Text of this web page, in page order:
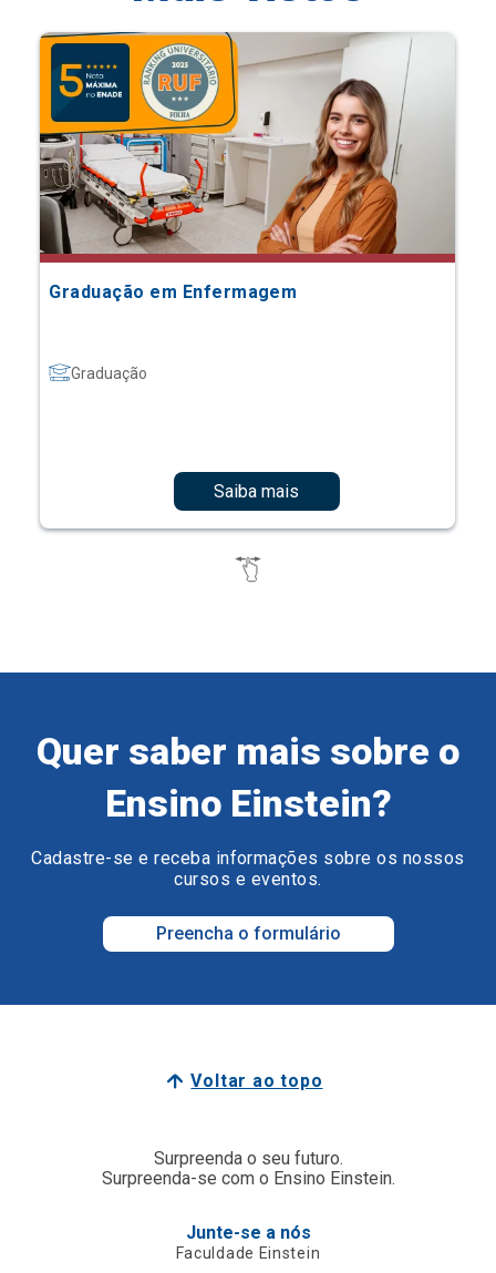
Graduação em Enfermagem
Graduação
Saiba mais
Quer saber mais sobre o
Ensino Einstein?
Cadastre-se e receba informações sobre os nossos
cursos e eventos.
Preencha o formulário
Voltar ao topo
Surpreenda o seu futuro.
Surpreenda-se com o Ensino Einstein.
Junte-se a nós
Faculdade Einstein